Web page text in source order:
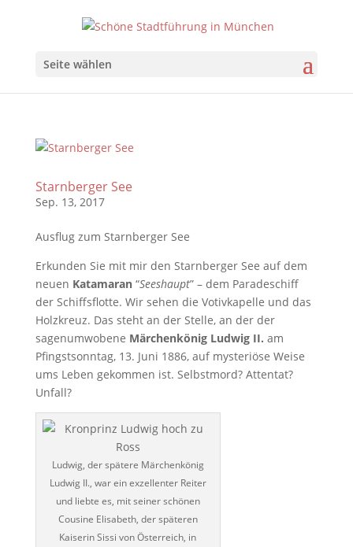
Seite wählen
Starnberger See
Sep. 13, 2017
Ausflug zum Starnberger See
Erkunden Sie mit mir den Starnberger See auf dem
neuen Katamaran“Seeshaupt” – dem Paradeschiff
der Schiffsflotte. Wir sehen die Votivkapelle und das
Holzkreuz. Das steht an der Stelle, an der der
sagenumwobene Märchenkönig Ludwig II. am
Pfingstsonntag, 13. Juni 1886, auf mysteriöse Weise
ums Leben gekommen ist. Selbstmord? Attentat?
Unfall?
Ludwig, der spätere Märchenkönig
Ludwig II., war ein exzellenter Reiter
und liebte es, mit seiner schönen
Cousine Elisabeth, der späteren
Kaiserin Sissi von Österreich, in